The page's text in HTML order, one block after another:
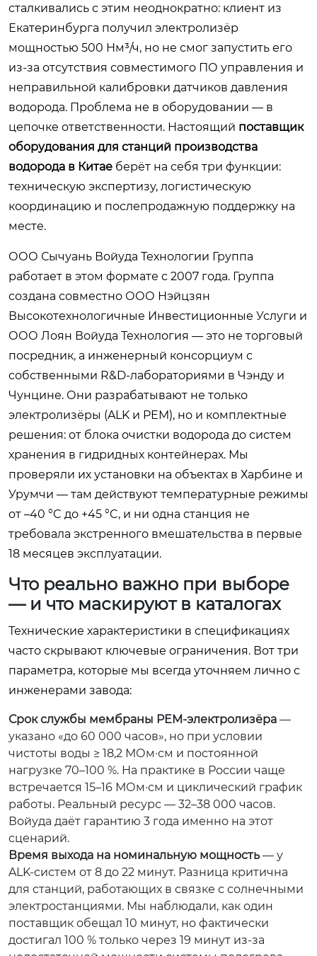
сталкивались с этим неоднократно: клиент из
Екатеринбурга получил электролизёр
мощностью 500 Нм³/ч, но не смог запустить его
из-за отсутствия совместимого ПО управления и
неправильной калибровки датчиков давления
водорода. Проблема не в оборудовании — в
цепочке ответственности. Настоящий поставщик
оборудования для станций производства
водорода в Китае берёт на себя три функции:
техническую экспертизу, логистическую
координацию и послепродажную поддержку на
месте.
ООО Сычуань Войуда Технологии Группа
работает в этом формате с 2007 года. Группа
создана совместно ООО Нэйцзян
Высокотехнологичные Инвестиционные Услуги и
ООО Лоян Войуда Технология — это не торговый
посредник, а инженерный консорциум с
собственными R&D-лабораториями в Чэнду и
Чунцине. Они разрабатывают не только
электролизёры (ALK и PEM), но и комплектные
решения: от блока очистки водорода до систем
хранения в гидридных контейнерах. Мы
проверяли их установки на объектах в Харбине и
Урумчи — там действуют температурные режимы
от –40 °C до +45 °C, и ни одна станция не
требовала экстренного вмешательства в первые
18 месяцев эксплуатации.
Что реально важно при выборе
— и что маскируют в каталогах
Технические характеристики в спецификациях
часто скрывают ключевые ограничения. Вот три
параметра, которые мы всегда уточняем лично с
инженерами завода:
Срок службы мембраны PEM-электролизёра —
указано «до 60 000 часов», но при условии
чистоты воды ≥ 18,2 МОм·см и постоянной
нагрузке 70–100 %. На практике в России чаще
встречается 15–16 МОм·см и циклический график
работы. Реальный ресурс — 32–38 000 часов.
Войуда даёт гарантию 3 года именно на этот
сценарий.
Время выхода на номинальную мощность — у
ALK-систем от 8 до 22 минут. Разница критична
для станций, работающих в связке с солнечными
электростанциями. Мы наблюдали, как один
поставщик обещал 10 минут, но фактически
достигал 100 % только через 19 минут из-за